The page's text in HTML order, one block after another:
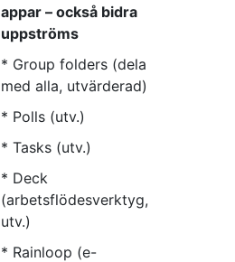
appar – också bidra
uppströms
* Group folders (dela
med alla, utvärderad)
* Polls (utv.)
* Tasks (utv.)
* Deck
(arbetsflödesverktyg,
utv.)
* Rainloop (e-